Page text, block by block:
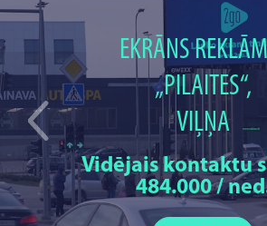
EKRĀNS
„PILAITES“,
VIĻŅA
Vidējais kontaktu
484.000 /